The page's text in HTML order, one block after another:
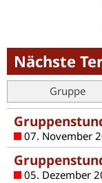
Nächste
Gruppe
07. November
05. Dezember